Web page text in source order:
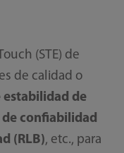
(STE) de
de calidad o
estabilidad de
confiabilidad
(RLB), etc., para